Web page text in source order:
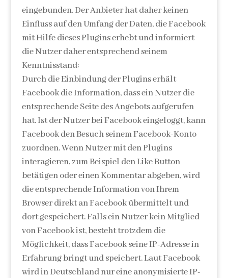
eingebunden. Der Anbieter hat daher keinen
Einfluss auf den Umfang der Daten, die Facebook
mit Hilfe dieses Plugins erhebt und informiert
die Nutzer daher entsprechend seinem
Kenntnisstand:
Durch die Einbindung der Plugins erhält
Facebook die Information, dass ein Nutzer die
entsprechende Seite des Angebots aufgerufen
hat. Ist der Nutzer bei Facebook eingeloggt, kann
Facebook den Besuch seinem Facebook-Konto
zuordnen. Wenn Nutzer mit den Plugins
interagieren, zum Beispiel den Like Button
betätigen oder einen Kommentar abgeben, wird
die entsprechende Information von Ihrem
Browser direkt an Facebook übermittelt und
dort gespeichert. Falls ein Nutzer kein Mitglied
von Facebook ist, besteht trotzdem die
Möglichkeit, dass Facebook seine IP-Adresse in
Erfahrung bringt und speichert. Laut Facebook
wird in Deutschland nur eine anonymisierte IP-